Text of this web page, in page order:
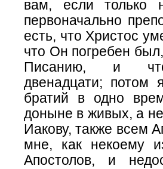
вам, если только
первоначально
есть, что Христос
что Он погребен
Писанию, и
двенадцати; потом
братий в одно
доныне в живых, а
Иакову, также всем
мне, как некоему
Апостолов, и